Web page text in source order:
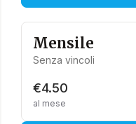
Mensile
Senza vincoli
€4.50
al mese